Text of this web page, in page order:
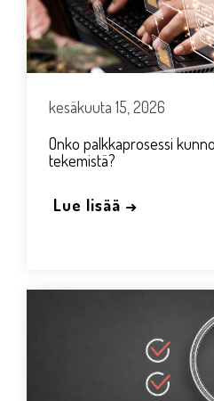
kesäkuuta 15, 2026
Onko palkkaprosessi
tekemistä?
Lue lisää →